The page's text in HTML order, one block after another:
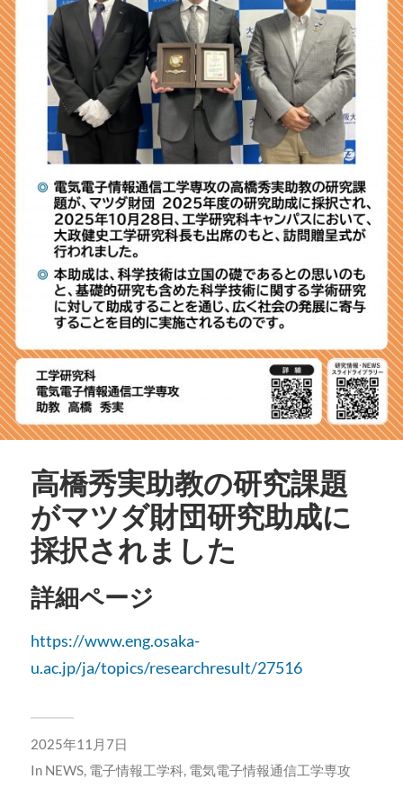
高橋秀実助教の研究課題
がマツダ財団研究助成に
採択されました
詳細ページ
https://www.eng.osaka-
u.ac.jp/ja/topics/researchresult/27516
2025年11月7日
In NEWS, 電子情報工学科, 電気電子情報通信工学専攻